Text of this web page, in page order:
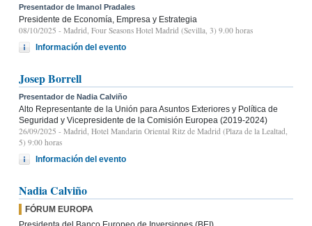
Presentador de Imanol Pradales
Presidente de Economía, Empresa y Estrategia
08/10/2025 - Madrid, Four Seasons Hotel Madrid (Sevilla, 3) 9.00 horas
Información del evento
Josep Borrell
Presentador de Nadia Calviño
Alto Representante de la Unión para Asuntos Exteriores y Política de
Seguridad y Vicepresidente de la Comisión Europea (2019-2024)
26/09/2025 - Madrid, Hotel Mandarin Oriental Ritz de Madrid (Plaza de la Lealtad,
5) 9:00 horas
Información del evento
Nadia Calviño
FÓRUM EUROPA